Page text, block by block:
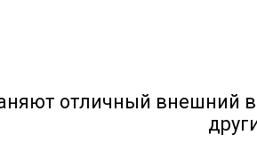
отличный внешний